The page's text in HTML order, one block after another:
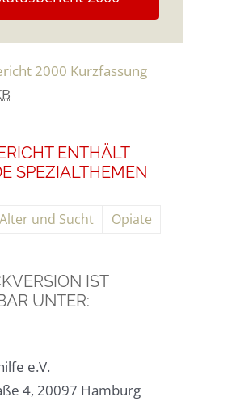
2000 Kurzfassung
ENTHÄLT
SPEZIALTHEMEN
Alter und Sucht Opiate
IST
UNTER:
e.V.
4, 20097 Hamburg